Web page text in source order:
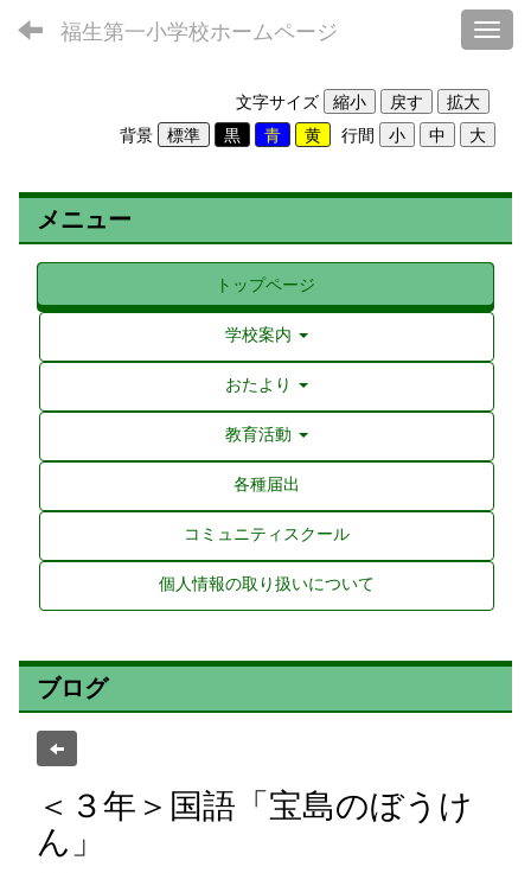
福生第一小学校ホームページ
文字サイズ
背景
行間
メニュー
トップページ
学校案内
おたより
教育活動
各種届出
コミュニティスクール
個人情報の取り扱いについて
ブログ
＜３年＞国語「宝島のぼうけ
ん」